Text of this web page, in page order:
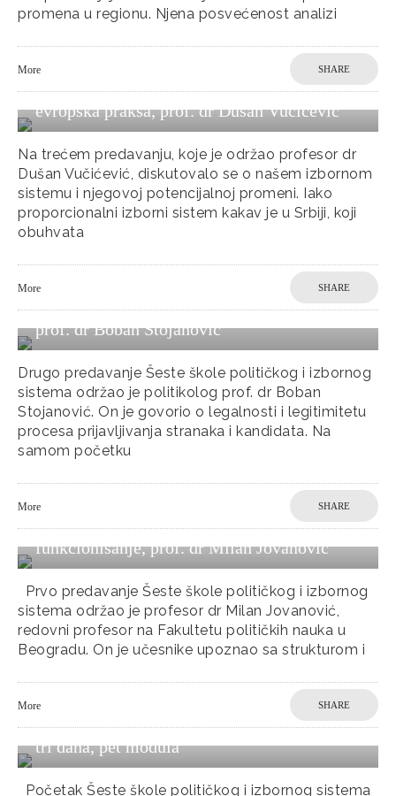
promena u regionu. Njena posvećenost analizi
More SHARE
evropska praksa, prof. dr Dušan Vučićević
Na trećem predavanju, koje je održao profesor dr
Dušan Vučićević, diskutovalo se o našem izbornom
sistemu i njegovoj potencijalnoj promeni. Iako
proporcionalni izborni sistem kakav je u Srbiji, koji
obuhvata
More SHARE
prof. dr Boban Stojanović
Drugo predavanje Šeste škole političkog i izbornog
sistema održao je politikolog prof. dr Boban
Stojanović. On je govorio o legalnosti i legitimitetu
procesa prijavljivanja stranaka i kandidata. Na
samom početku
More SHARE
funkcionisanje, prof. dr Milan Jovanović
Prvo predavanje Šeste škole političkog i izbornog
sistema održao je profesor dr Milan Jovanović,
redovni profesor na Fakultetu političkih nauka u
Beogradu. On je učesnike upoznao sa strukturom i
More SHARE
tri dana, pet modula
Početak Šeste škole političkog i izbornog sistema